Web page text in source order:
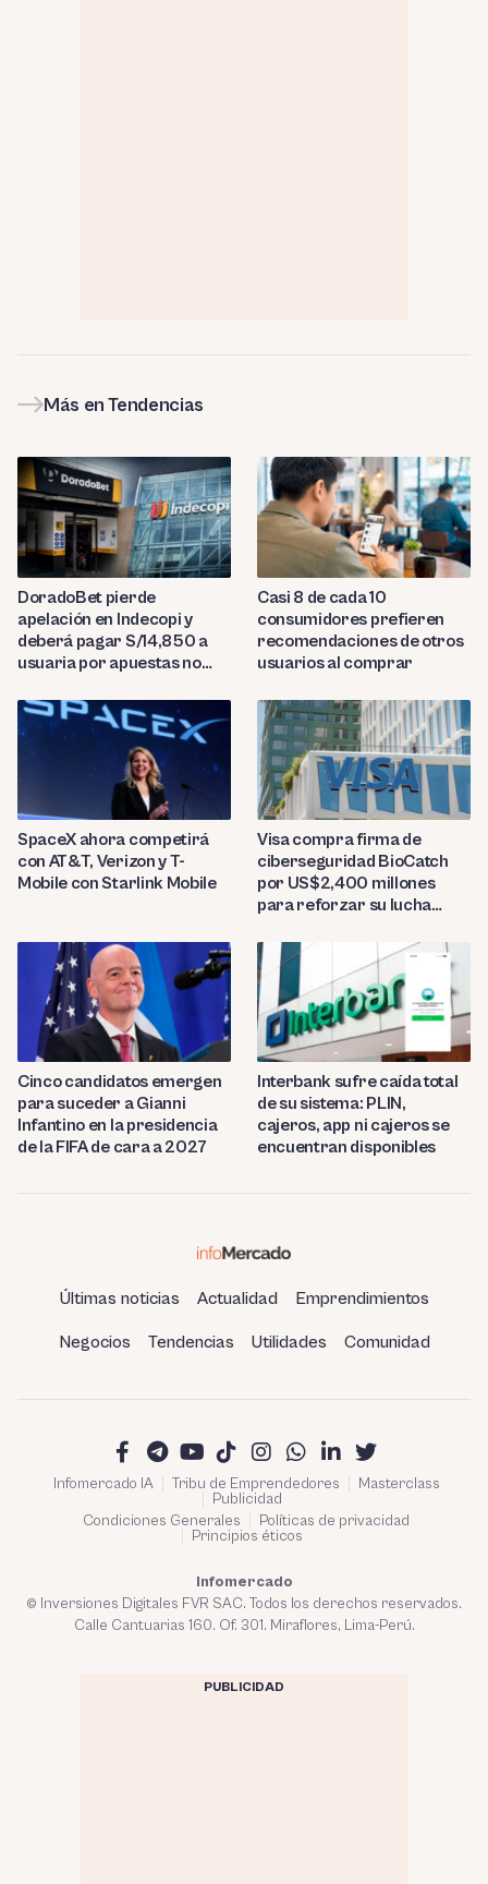
Más en Tendencias
DoradoBet pierde
apelación en Indecopi y
deberá pagar S/14,850 a
usuaria por apuestas no
Casi 8 de cada 10
consumidores prefieren
recomendaciones de otros
usuarios al comprar
SpaceX ahora competirá
con AT&T, Verizon y T-
Mobile con Starlink Mobile
Visa compra firma de
ciberseguridad BioCatch
por US$2,400 millones
para reforzar su lucha
Cinco candidatos emergen
para suceder a Gianni
Infantino en la presidencia
de la FIFA de cara a 2027
Interbank sufre caída total
de su sistema: PLIN,
cajeros, app ni cajeros se
encuentran disponibles
Últimas noticias Actualidad Emprendimientos
Negocios Tendencias Utilidades Comunidad
Infomercado IA Tribu de Emprendedores
Masterclass
Publicidad
Condiciones Generales
Políticas de privacidad
Principios éticos
Infomercado
© Inversiones Digitales FVR SAC. Todos los derechos reservados.
Calle Cantuarias 160. Of. 301. Miraflores, Lima-Perú.
PUBLICIDAD